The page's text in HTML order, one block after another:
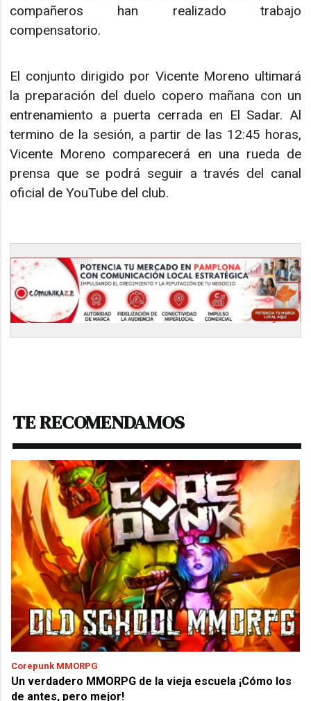
compañeros han realizado trabajo
compensatorio.
El conjunto dirigido por Vicente Moreno ultimará
la preparación del duelo copero mañana con un
entrenamiento a puerta cerrada en El Sadar. Al
termino de la sesión, a partir de las 12:45 horas,
Vicente Moreno comparecerá en una rueda de
prensa que se podrá seguir a través del canal
oficial de YouTube del club.
TE RECOMENDAMOS
Corepunk MMORPG
Un verdadero MMORPG de la vieja escuela ¡Cómo los
de antes, pero mejor!